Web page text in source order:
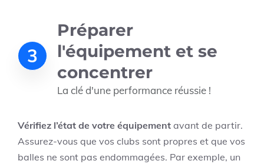
3
Préparer
l'équipement et se
concentrer
La clé d'une performance réussie !
Vérifiez l’état de votre équipement avant de partir.
Assurez-vous que vos clubs sont propres et que vos
balles ne sont pas endommagées. Par exemple, un